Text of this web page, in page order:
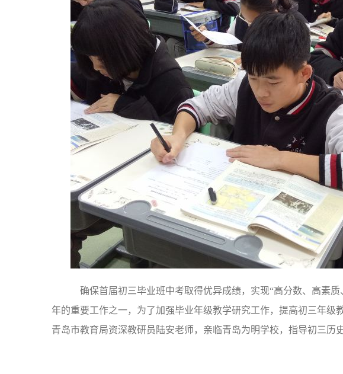
确保首届初三毕业班中考取得优异成绩，实现“高分数、高素
年的重要工作之一，为了加强毕业年级教学研究工作，提高初三年级
青岛市教育局资深教研员陆安老师，亲临青岛为明学校，指导初三历